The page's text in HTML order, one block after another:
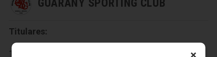
GUARANY SPORTING CLUB
Titulares:
1-Eliardo, 2-Eduardo, 3-Anderson Sobral, 4-